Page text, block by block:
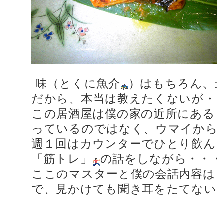
味（とくに魚介
）はもちろん
だから、本当は教えたくないが
この居酒屋は僕の家の近所にあ
っているのではなく、ウマイか
週１回はカウンターでひとり飲
「筋トレ」
の話をしながら・・
ここのマスターと僕の会話内容
で、見かけても聞き耳をたてな